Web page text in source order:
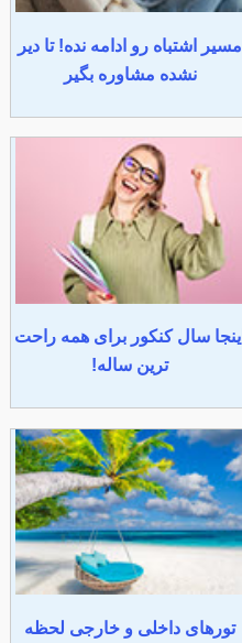
مسیر اشتباه رو ادامه نده! تا دیر
نشده مشاوره بگیر
اینجا سال کنکور برای همه راحت
ترین ساله!
تورهای داخلی و خارجی لحظه